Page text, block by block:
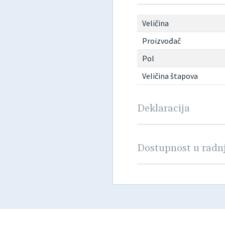
Veličina
Proizvođač
Pol
Veličina štapova
Deklaracija
Dostupnost u